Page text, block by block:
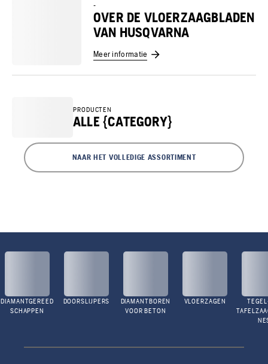
-
OVER DE VLOERZAAGBLADEN
VAN HUSQVARNA
Meer informatie
PRODUCTEN
ALLE {CATEGORY}
NAAR HET VOLLEDIGE ASSORTIMENT
DIAMANTGEREED
SCHAPPEN
DOORSLIJPERS
DIAMANTBOREN
VOOR BETON
VLOERZAGEN